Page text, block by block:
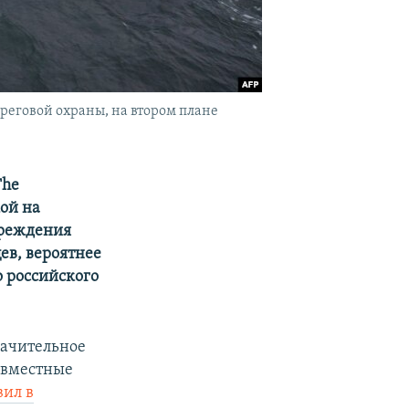
охраны, на втором плане
на
вероятнее
российского
в